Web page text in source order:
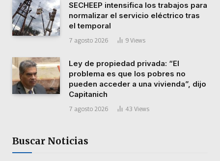
SECHEEP intensifica los trabajos para
normalizar el servicio eléctrico tras
el temporal
7 agosto 2026 9 Views
Ley de propiedad privada: “El
problema es que los pobres no
pueden acceder a una vivienda”, dijo
Capitanich
7 agosto 2026 43 Views
Buscar Noticias